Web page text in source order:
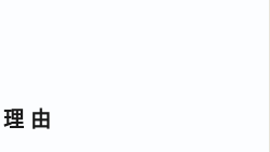
理由